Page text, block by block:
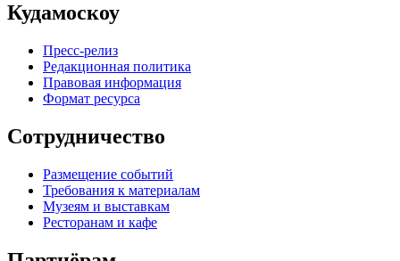
Кудамоскоу
Пресс-релиз
Редакционная политика
Правовая информация
Формат ресурса
Сотрудничество
Размещение событий
Требования к материалам
Музеям и выставкам
Ресторанам и кафе